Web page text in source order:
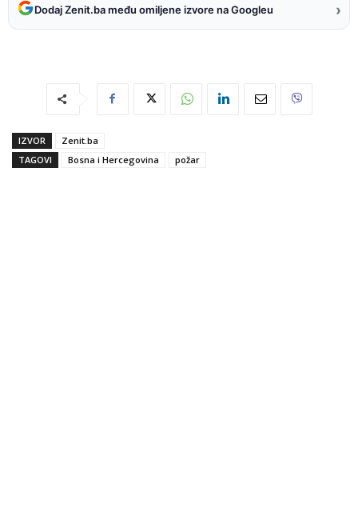
Dodaj Zenit.ba među omiljene izvore na Googleu ›
IZVOR
Zenit.ba
TAGOVI
Bosna i Hercegovina požar